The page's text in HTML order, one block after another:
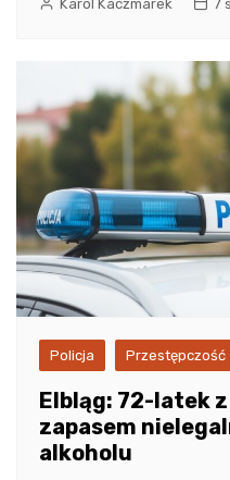
Karol Kaczmarek 7
Policja Przestępczość
Elbląg: 72-latek
zapasem
alkoholu